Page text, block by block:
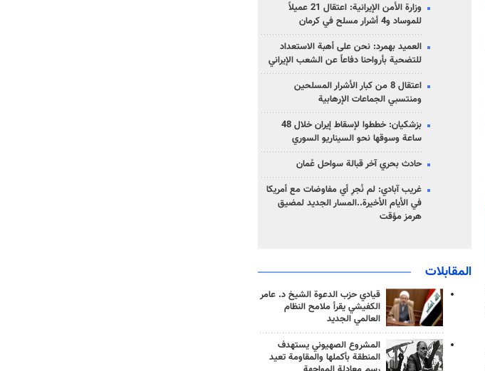
وزارة الأمن الإيرانية: اعتقال 21 عميلاً
للموساد و4 أشرار مسلح في كرمان
العميد بهمرد: نحن على أهبة الاستعداد
للتضحية بأرواحنا دفاعاً عن الشعب الإيراني
اعتقال 8 من كبار الأشرار المسلحين
ومنتسبي الجماعات الإرهابية
بزشكيان: خططوا لإسقاط إيران خلال 48
ساعة وسوقها نحو السيناريو السوري
حادث بحري آخر قبالة سواحل عُمان
غريب آبادي: لم نُجرِ أي مفاوضات مع أمريكا
في الأيام الأخيرة..المسار الجديد لمضيق
هرمز مؤقت
المقابلات
قيادي حزب الدعوة الشيخ د. عامر
الكفيشي يقرأ ملامح النظام
العالمي الجديد
المشروع الصهيوني يستهدف
المنطقة بأكملها والمقاومة تعيد